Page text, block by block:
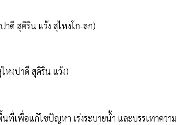
าดี สุคิริน แว้ง สุไหงโก-ลก)
ไหงปาดี สุคิริน แว้ง)
ที่เพื่อแก้ไขปัญหา เร่งระบายน้ำ และบรรเทาความ